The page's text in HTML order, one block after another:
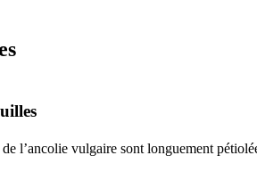
l’ancolie vulgaire sont longuement